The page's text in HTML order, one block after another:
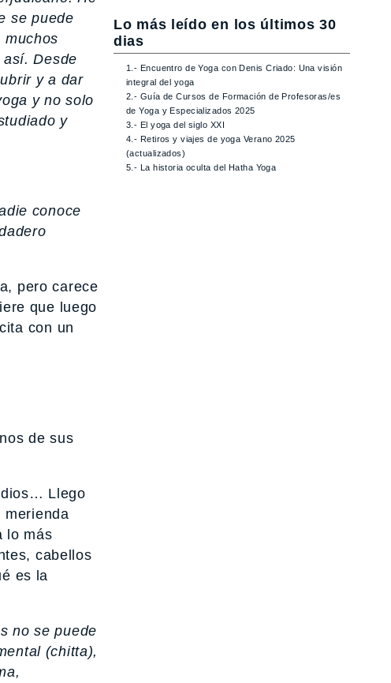
se puede
Desde
y a dar
y no solo
y
conoce
pero carece
que luego
con un
de sus
Llego
merienda
lo más
cabellos
es la
no se puede
(chitta),
Lo más leído en los últimos 30
dias
1.- Encuentro de Yoga con Denis Criado: Una visión
integral del yoga
2.- Guía de Cursos de Formación de Profesoras/es
de Yoga y Especializados 2025
3.- El yoga del siglo XXI
4.- Retiros y viajes de yoga Verano 2025
(actualizados)
5.- La historia oculta del Hatha Yoga